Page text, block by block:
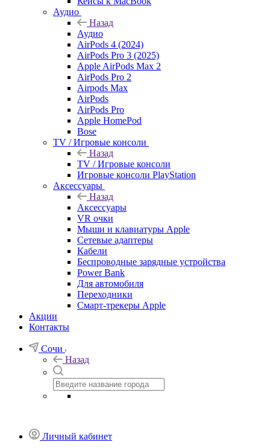
Аудио
Назад
Аудио
AirPods 4 (2024)
AirPods Pro 3 (2025)
Apple AirPods Max 2
AirPods Pro 2
Airpods Max
AirPods
AirPods Pro
Apple HomePod
Bose
TV / Игровые консоли
Назад
TV / Игровые консоли
Игровые консоли PlayStation
Аксессуары
Назад
Аксессуары
VR очки
Мыши и клавиатуры Apple
Сетевые адаптеры
Кабели
Беспроводные зарядные устройства
Power Bank
Для автомобиля
Переходники
Смарт-трекеры Apple
Акции
Контакты
Сочи
Назад
Личный кабинет